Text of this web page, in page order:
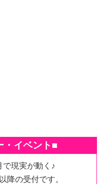
・イベント■
現実が動く♪
降の受付です。